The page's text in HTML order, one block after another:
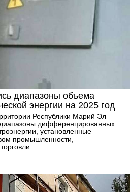
диапазоны объема
энергии на 2025 год
Республики Марий Эл
дифференцированных
установленные
промышленности,